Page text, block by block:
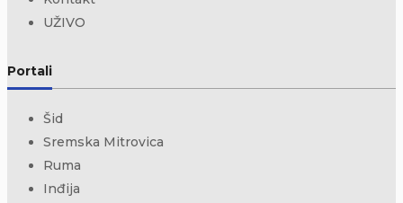
UŽIVO
Portali
Šid
Sremska Mitrovica
Ruma
Inđija